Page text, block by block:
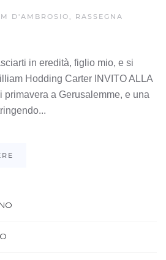
D'AMBROSIO, RASSEGNA
in eredità, figlio mio, e si
Hodding Carter INVITO ALLA
primavera a Gerusalemme, e una